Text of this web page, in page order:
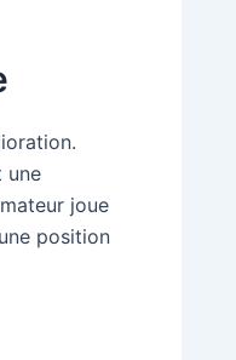
une
joue
position